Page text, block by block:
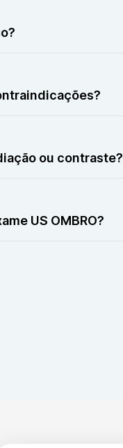
ou contraste?
US OMBRO?